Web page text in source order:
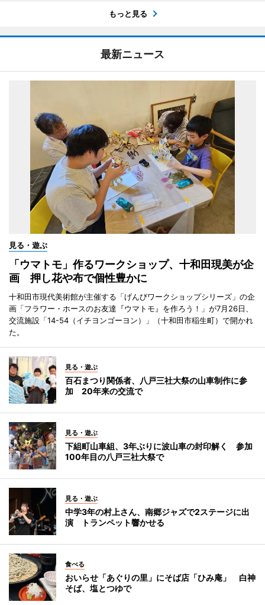
もっと見る
最新ニュース
見る・遊ぶ
「ウマトモ」作るワークショップ、十和田現美が企
画 押し花や布で個性豊かに
十和田市現代美術館が主催する「げんびワークショップシリーズ」の企
画「フラワー・ホースのお友達『ウマトモ』を作ろう！」が7月26日、
交流施設「14-54（イチヨンゴーヨン）」（十和田市稲生町）で開かれ
た。
見る・遊ぶ
百石まつり関係者、八戸三社大祭の山車制作に参
加 20年来の交流で
見る・遊ぶ
下組町山車組、3年ぶりに波山車の封印解く 参加
100年目の八戸三社大祭で
見る・遊ぶ
中学3年の村上さん、南郷ジャズで2ステージに出
演 トランペット響かせる
食べる
おいらせ「あぐりの里」にそば店「ひみ庵」 白神
そば、塩とつゆで